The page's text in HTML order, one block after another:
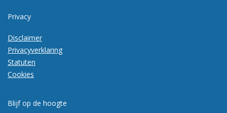
Privacy
Disclaimer
Privacyverklaring
Statuten
Cookies
Blijf op de hoogte